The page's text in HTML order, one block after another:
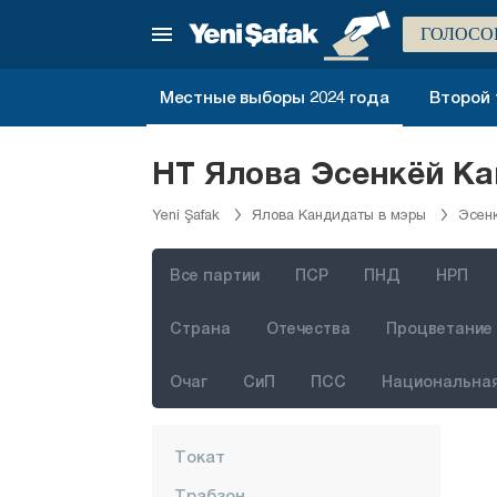
Местные выборы 2024 года Второй
НТ Ялова Эсенкёй
Yeni Şafak Ялова Кандидаты в мэры
Все партии ПСР ПНД НРП
Страна Отечества Процветание
Очаг СиП ПСС
Орду
Османие
Ризе
Самсун
Шанлыурфа
Шырнак
Сивас
Токат